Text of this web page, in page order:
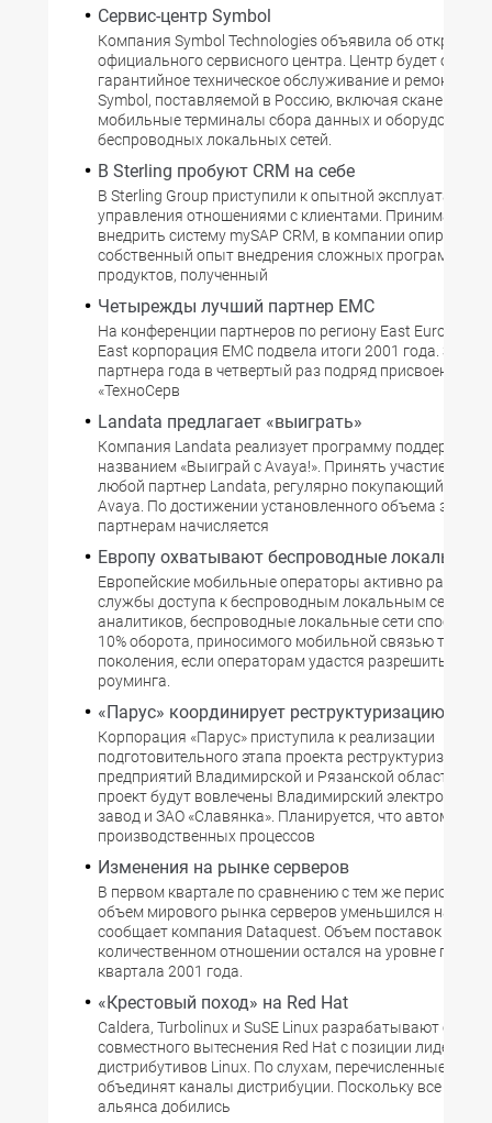
Сервис-центр Symbol
Компания Symbol Technologies объявила об открытии
официального сервисного центра. Центр будет
гарантийное техническое обслуживание и ремонт
Symbol, поставляемой в Россию, включая сканеры
мобильные терминалы сбора данных и оборудование
беспроводных локальных сетей.
В Sterling пробуют CRM на себе
В Sterling Group приступили к опытной эксплуатации
управления отношениями с клиентами. Принимая
внедрить систему mySAP CRM, в компании опирались
собственный опыт внедрения сложных программных
продуктов, полученный
Четырежды лучший партнер EMC
На конференции партнеров по региону East Europe
East корпорация EMC подвела итоги 2001 года.
партнера года в четвертый раз подряд присвоено
«ТехноСерв
Landata предлагает «выиграть»
Компания Landata реализует программу поддержки
названием «Выиграй с Avaya!». Принять участие в
любой партнер Landata, регулярно покупающий
Avaya. По достижении установленного объема
партнерам начисляется
Европу охватывают беспроводные локальные
Европейские мобильные операторы активно
службы доступа к беспроводным локальным сетям.
аналитиков, беспроводные локальные сети способны
10% оборота, приносимого мобильной связью
поколения, если операторам удастся разрешить
роуминга.
«Парус» координирует реструктуризацию
Корпорация «Парус» приступила к реализации
подготовительного этапа проекта реструктуризации
предприятий Владимирской и Рязанской областей.
проект будут вовлечены Владимирский
завод и ЗАО «Славянка». Планируется, что
производственных процессов
Изменения на рынке серверов
В первом квартале по сравнению с тем же периодом
объем мирового рынка серверов уменьшился на
сообщает компания Dataquest. Объем поставок в
количественном отношении остался на уровне
квартала 2001 года.
«Крестовый поход» на Red Hat
Caldera, Turbolinux и SuSE Linux разрабатывают
совместного вытеснения Red Hat с позиции лидера
дистрибутивов Linux. По слухам, перечисленные
объединят каналы дистрибуции. Поскольку все три
альянса добились